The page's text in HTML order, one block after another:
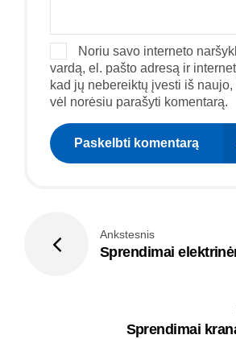
Noriu savo interneto
vardą, el. pašto adresą ir
kad jų nebereiktų įvesti iš naujo,
vėl norėsiu parašyti komentarą.
Paskelbti komentarą
Ankstesnis
Sprendimai
Sprendimai